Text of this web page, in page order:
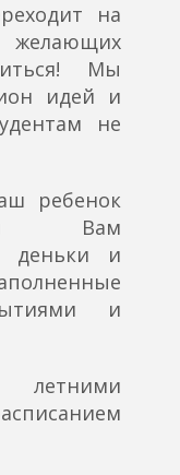
на
Мы
идей и
не
ребенок
Вам
деньки и
и